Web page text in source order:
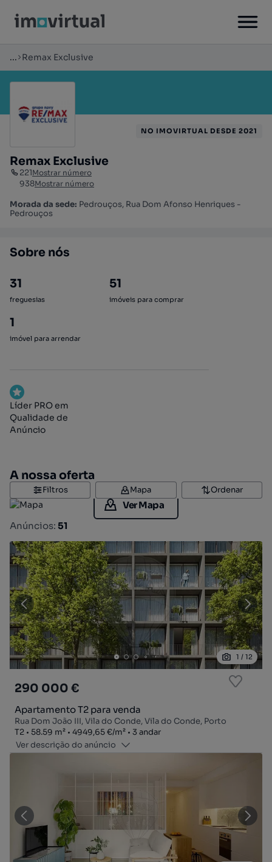
... Remax Exclusive
Remax Exclusive
221Mostrar número
938Mostrar número
Morada da sede: Pedrouços, Rua Dom Afonso Henriques -
Pedrouços
NO IMOVIRTUAL DESDE 2021
Sobre nós
31
freguesias
51
imóveis para comprar
1
imóvel para arrendar
Líder PRO em
Qualidade de
Anúncio
A nossa oferta
Filtros Mapa Ordenar
Ver Mapa
Anúncios: 51
1 / 12
290 000 €
Apartamento T2 para venda
Rua Dom João III, Vila do Conde, Vila do Conde, Porto
Tipologia
T2
Zona58.59 m²
Preço por metro quadrado
4949,65 €/m²
Andar
3 andar
Ver descrição do anúncio